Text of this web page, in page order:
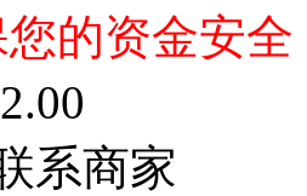
的资金安
系商家